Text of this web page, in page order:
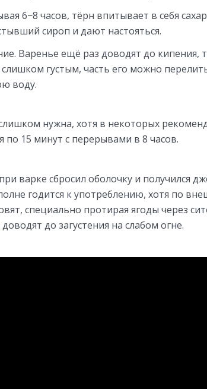
6−8 часов, тёрн впитывает в себя
сироп и дают настояться.
Варенье ещё раз доводят до кипения,
слишком густым, часть его можно
воду.
нужна, хотя в некоторых
по 15 минут с перерывами в 8 часов.
варке сбросил оболочку и получился
годится к употреблению, хотя по
специально протирая ягоды через
до загустения на слабом огне.